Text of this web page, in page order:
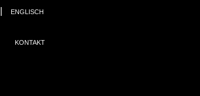
KONTAKT
ENGLISCH